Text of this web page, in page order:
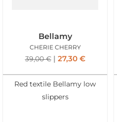
Bellamy
CHERIE CHERRY
39,00€ 27,30 €
Red textile Bellamy low
slippers